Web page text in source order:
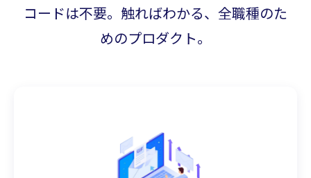
コードは不要。触ればわかる、全職種のた
めのプロダクト。